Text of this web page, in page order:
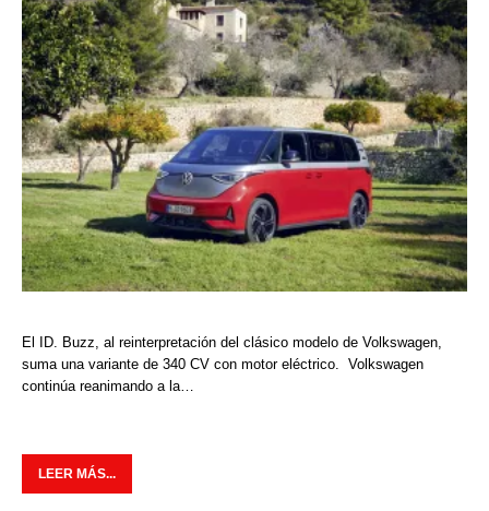
El ID. Buzz, al reinterpretación del clásico modelo de Volkswagen,
suma una variante de 340 CV con motor eléctrico. Volkswagen
continúa reanimando a la…
LEER MÁS...